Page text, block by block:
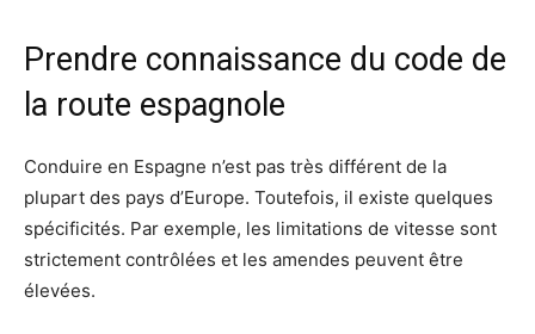
Prendre connaissance du code de
la route espagnole
Conduire en Espagne n’est pas très différent de la
plupart des pays d’Europe. Toutefois, il existe quelques
spécificités. Par exemple, les limitations de vitesse sont
strictement contrôlées et les amendes peuvent être
élevées.